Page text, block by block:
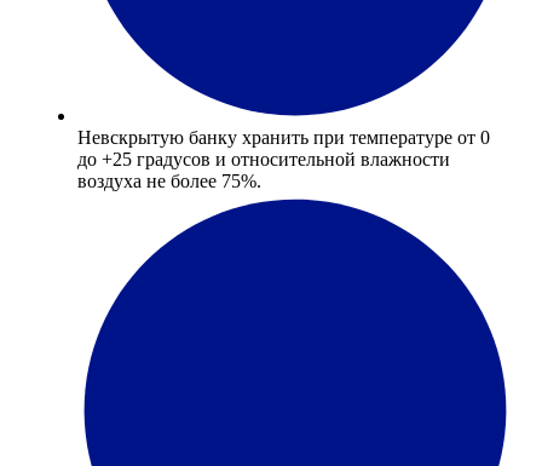
Невскрытую банку хранить при температуре от 0
до +25 градусов и относительной влажности
воздуха не более 75%.